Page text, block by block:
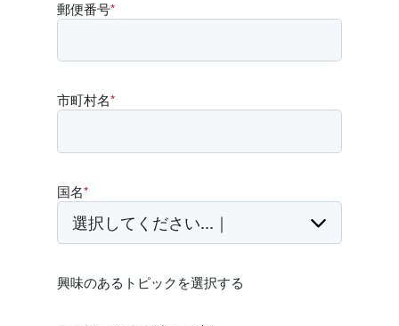
郵便番号*
市町村名*
国名*
興味のあるトピックを選択する